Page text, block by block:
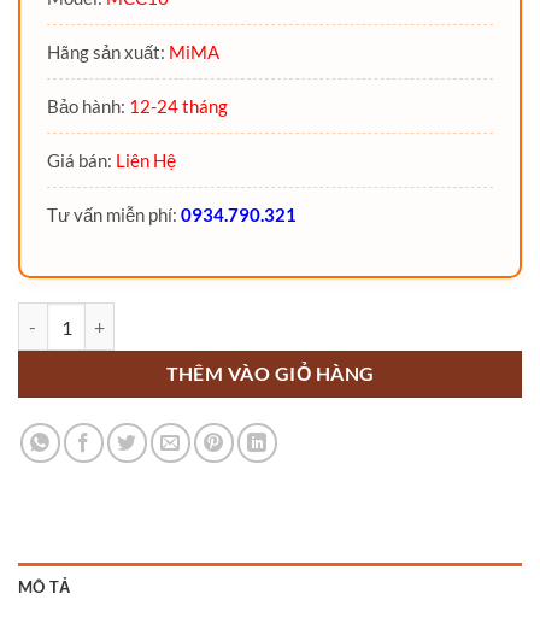
Hãng sản xuất: MiMA
Bảo hành: 12-24 tháng
Giá bán: Liên Hệ
Tư vấn miễn phí: 0934.790.321
THÊM VÀO GIỎ HÀNG
MÔ TẢ